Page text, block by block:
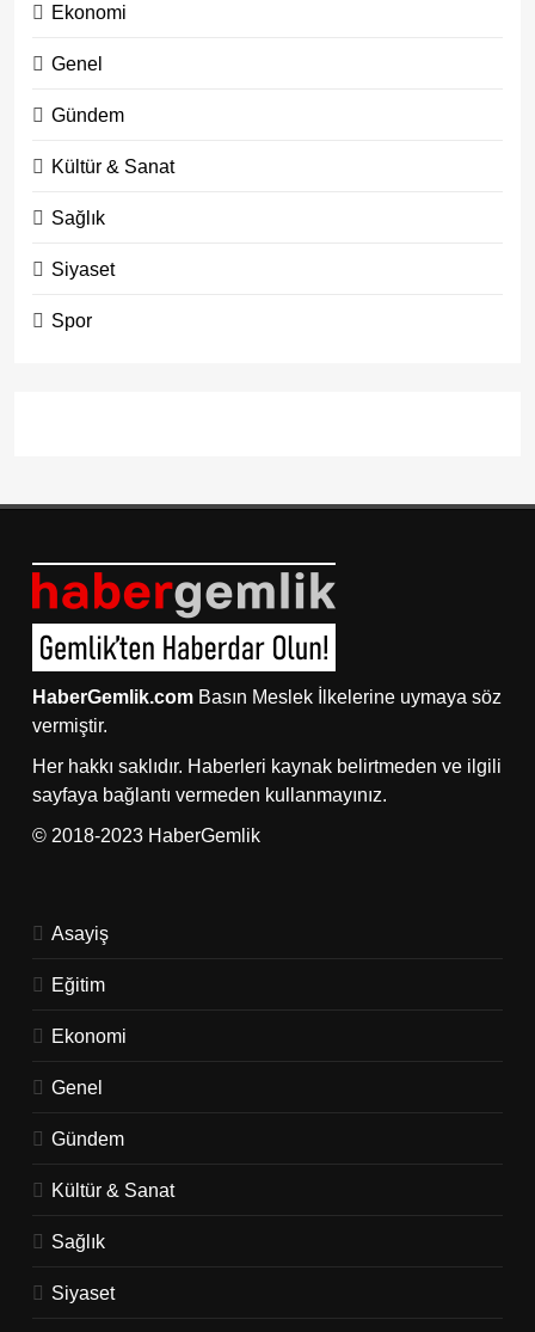
Ekonomi
Genel
Gündem
Kültür & Sanat
Sağlık
Siyaset
Spor
HaberGemlik.com Basın Meslek İlkelerine uymaya söz
vermiştir.
Her hakkı saklıdır. Haberleri kaynak belirtmeden ve ilgili
sayfaya bağlantı vermeden kullanmayınız.
© 2018-2023 HaberGemlik
Asayiş
Eğitim
Ekonomi
Genel
Gündem
Kültür & Sanat
Sağlık
Siyaset